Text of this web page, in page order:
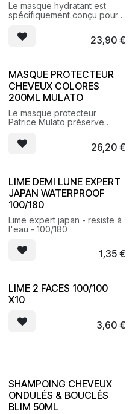
Le masque hydratant est
spécifiquement conçu pour
les cheveux bouclés, frisés
23,90€
MASQUE PROTECTEUR
CHEVEUX COLORES
200ML MULATO
Le masque protecteur
Patrice Mulato préserve
couleur ou des mèches. Il
révèle et sublime l’éclat des
26,20€
LIME DEMI LUNE EXPERT
JAPAN WATERPROOF
100/180
Lime expert japan - resiste à
l'eau - 100/180
1,35€
LIME 2 FACES 100/100
X10
3,60€
SHAMPOING CHEVEUX
ONDULÉS & BOUCLÉS
BLIM 50ML